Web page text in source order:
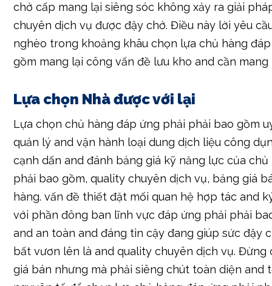
chở cấp mang lại siêng sóc không xảy ra giải
chuyên dịch vụ được đậy chở. Điều này lời yêu
nghèo trong khoảng khâu chọn lựa chủ hàng
gồm mang lại công vấn đề lưu kho and cần mang
Lựa chọn Nhà được với lại
Lựa chọn chủ hàng đáp ứng phải phải bao gồm
quản lý and vận hành loại dung dịch liệu công
cạnh dấn and đánh bảng giá kỹ năng lực của
phải bao gồm, quality chuyên dịch vụ, bảng giá
hàng. vấn đề thiết đặt mối quan hệ hợp tác and
với phần đông ban lĩnh vực đáp ứng phải phải
and an toàn and đáng tin cậy đang giúp sức đậy
bất vươn lên là and quality chuyên dịch vụ. Đừng
giá bán nhưng mà phải siêng chút toàn diện and